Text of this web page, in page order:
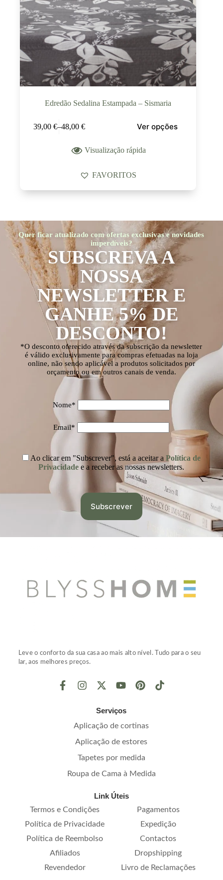
Edredão Sedalina Estampada – Sismaria
39,00 €–48,00 € Ver opções
Visualização rápida
FAVORITOS
Quer ficar atualizado com ofertas exclusivas e novidades
imperdíveis?
SUBSCREVA A
NOSSA
NEWSLETTER E
GANHE 5% DE
DESCONTO!
*O desconto oferecido através da subscrição da newsletter
é válido exclusivamente para compras efetuadas na loja
online, não sendo aplicável a produtos solicitados por
orçamento ou em outros canais de venda.
Nome*
Email*
Ao clicar em "Subscrever", está a aceitar a Política de
Privacidade e a receber as nossas newsletters.
Leve o conforto da sua casa ao mais alto nível. Tudo para o seu
lar, aos melhores preços.
Serviços
Aplicação de cortinas
Aplicação de estores
Tapetes por medida
Roupa de Cama à Medida
Link Úteis
Termos e Condições
Pagamentos
Política de Privacidade
Expedição
Política de Reembolso
Contactos
Afiliados
Dropshipping
Revendedor
Livro de Reclamações